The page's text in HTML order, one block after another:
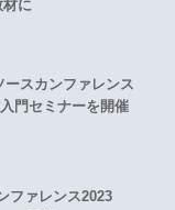
材に
スカンファレンス
門セミナーを開催
ファレンス2023